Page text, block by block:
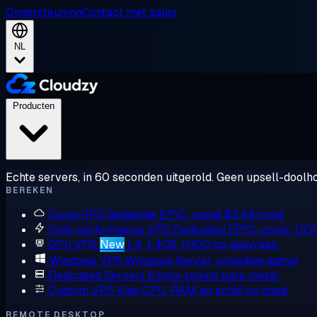
OndersteuningContact met sales
NL
Echte servers, in 60 seconden uitgerold. Geen upsell-
BEREKEN
Cloud VPS Gedeelde EPYC, vanaf $2,48/mnd
High-performance VPS Dedicated EPYC-cores,
GPU VPS New L4, L40S, H100 op aanvraag
Windows VPS Windows Server, volledige admin
Dedicated Servers Single-tenant bare metal
Custom VPS Kies CPU, RAM en schijf op maat